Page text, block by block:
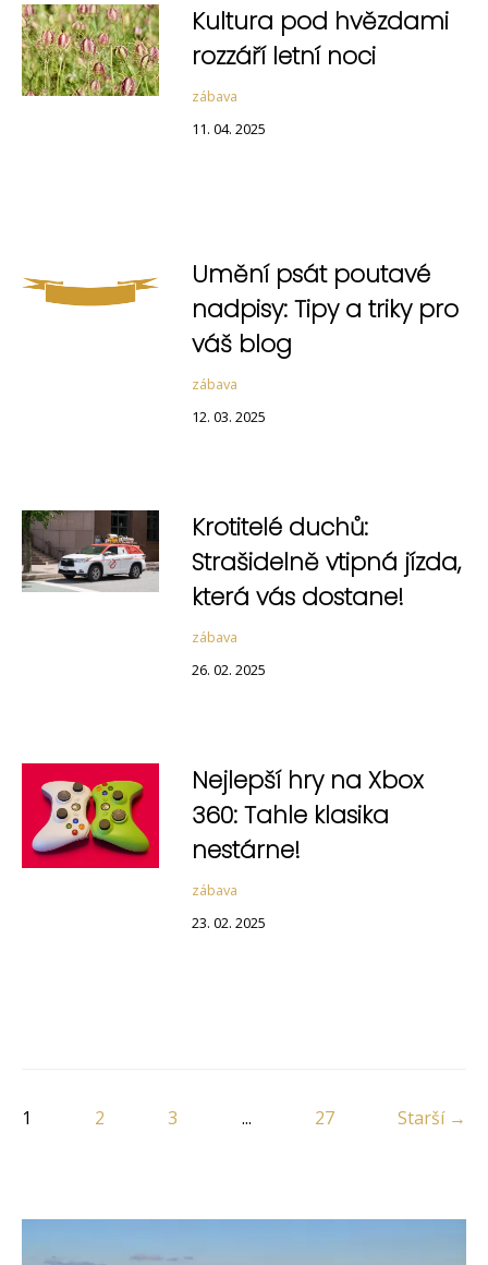
Kultura pod hvězdami
rozzáří letní noci
zábava
11. 04. 2025
Umění psát poutavé
nadpisy: Tipy a triky pro
váš blog
zábava
12. 03. 2025
Krotitelé duchů:
Strašidelně vtipná jízda,
která vás dostane!
zábava
26. 02. 2025
Nejlepší hry na Xbox
360: Tahle klasika
nestárne!
zábava
23. 02. 2025
1 2 3 ... 27 Starší →